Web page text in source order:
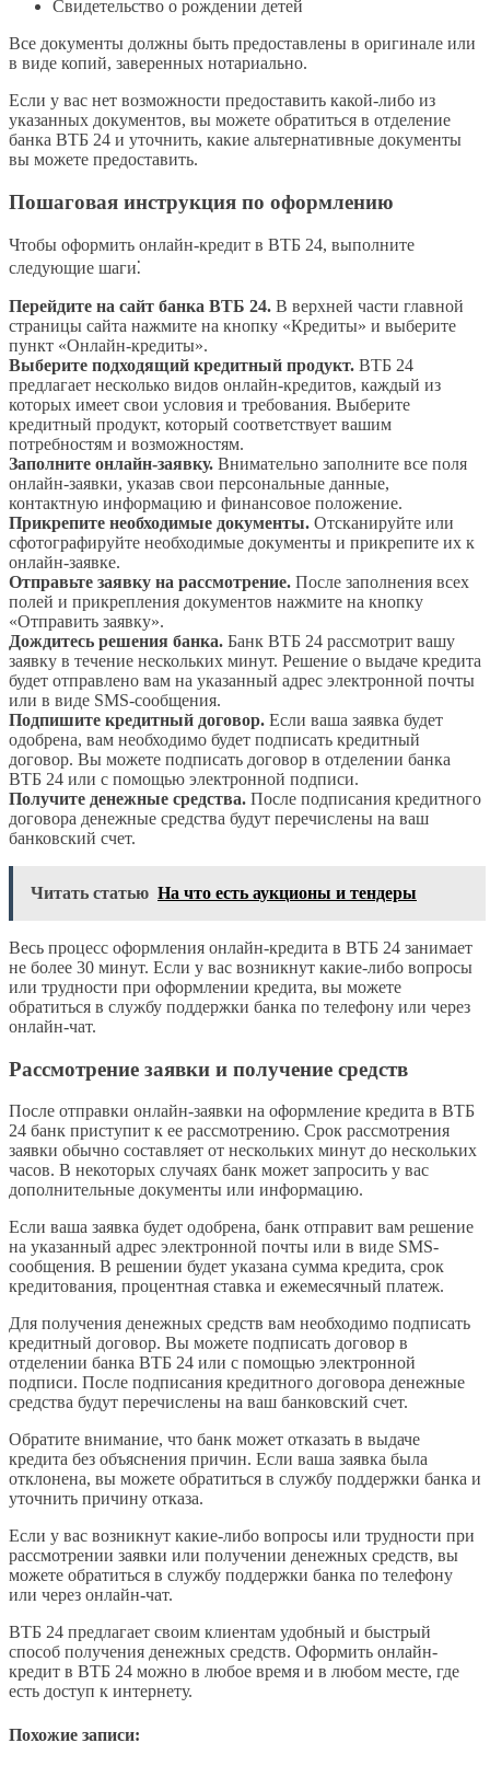
Свидетельство о рождении детей
Все документы должны быть предоставлены в оригинале или
в виде копий, заверенных нотариально.
Если у вас нет возможности предоставить какой-либо из
указанных документов, вы можете обратиться в отделение
банка ВТБ 24 и уточнить, какие альтернативные документы
вы можете предоставить.
Пошаговая инструкция по оформлению
Чтобы оформить онлайн-кредит в ВТБ 24, выполните
следующие шаги⁚
Перейдите на сайт банка ВТБ 24. В верхней части главной
страницы сайта нажмите на кнопку «Кредиты» и выберите
пункт «Онлайн-кредиты».
Выберите подходящий кредитный продукт. ВТБ 24
предлагает несколько видов онлайн-кредитов, каждый из
которых имеет свои условия и требования. Выберите
кредитный продукт, который соответствует вашим
потребностям и возможностям.
Заполните онлайн-заявку. Внимательно заполните все поля
онлайн-заявки, указав свои персональные данные,
контактную информацию и финансовое положение.
Прикрепите необходимые документы. Отсканируйте или
сфотографируйте необходимые документы и прикрепите их к
онлайн-заявке.
Отправьте заявку на рассмотрение. После заполнения всех
полей и прикрепления документов нажмите на кнопку
«Отправить заявку».
Дождитесь решения банка. Банк ВТБ 24 рассмотрит вашу
заявку в течение нескольких минут. Решение о выдаче кредита
будет отправлено вам на указанный адрес электронной почты
или в виде SMS-сообщения.
Подпишите кредитный договор. Если ваша заявка будет
одобрена, вам необходимо будет подписать кредитный
договор. Вы можете подписать договор в отделении банка
ВТБ 24 или с помощью электронной подписи.
Получите денежные средства. После подписания кредитного
договора денежные средства будут перечислены на ваш
банковский счет.
Читать статью На что есть аукционы и тендеры
Весь процесс оформления онлайн-кредита в ВТБ 24 занимает
не более 30 минут. Если у вас возникнут какие-либо вопросы
или трудности при оформлении кредита, вы можете
обратиться в службу поддержки банка по телефону или через
онлайн-чат.
Рассмотрение заявки и получение средств
После отправки онлайн-заявки на оформление кредита в ВТБ
24 банк приступит к ее рассмотрению. Срок рассмотрения
заявки обычно составляет от нескольких минут до нескольких
часов. В некоторых случаях банк может запросить у вас
дополнительные документы или информацию.
Если ваша заявка будет одобрена, банк отправит вам решение
на указанный адрес электронной почты или в виде SMS-
сообщения. В решении будет указана сумма кредита, срок
кредитования, процентная ставка и ежемесячный платеж.
Для получения денежных средств вам необходимо подписать
кредитный договор. Вы можете подписать договор в
отделении банка ВТБ 24 или с помощью электронной
подписи. После подписания кредитного договора денежные
средства будут перечислены на ваш банковский счет.
Обратите внимание, что банк может отказать в выдаче
кредита без объяснения причин. Если ваша заявка была
отклонена, вы можете обратиться в службу поддержки банка и
уточнить причину отказа.
Если у вас возникнут какие-либо вопросы или трудности при
рассмотрении заявки или получении денежных средств, вы
можете обратиться в службу поддержки банка по телефону
или через онлайн-чат.
ВТБ 24 предлагает своим клиентам удобный и быстрый
способ получения денежных средств. Оформить онлайн-
кредит в ВТБ 24 можно в любое время и в любом месте, где
есть доступ к интернету.
Похожие записи: